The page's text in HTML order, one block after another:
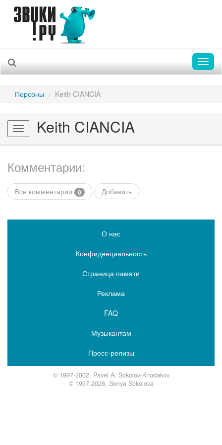
Персоны Keith CIANCIA
Toggle
navigation
Keith CIANCIA
Комментарии:
Все комментарии 0 Добавить
О нас
Конфиденциальность
Страница памяти
Реклама
FAQ
Музыкантам
Пресс-релизы
© 1997-2002, Pavel A. Sokolov-Khodakov
© 1997-2026, Sonya Sokolova